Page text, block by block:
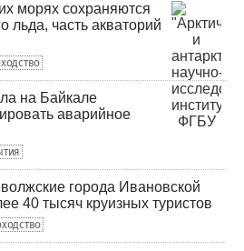
морях сохраняются
льда, часть акваторий
на Байкале
аварийное
города Ивановской
40 тысяч круизных туристов